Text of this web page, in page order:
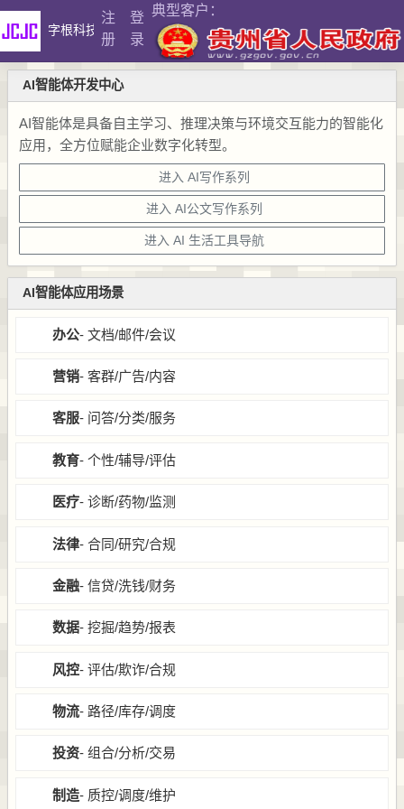
字根科技 提示词管理 Word错别字检测
注
册
登
录
典型客户：
AI智能体开发中心
AI智能体是具备自主学习、推理决策与环境交互能力的智能化
应用，全方位赋能企业数字化转型。
进入 AI写作系列
进入 AI公文写作系列
进入 AI 生活工具导航
AI智能体应用场景
办公- 文档/邮件/会议
营销- 客群/广告/内容
客服- 问答/分类/服务
教育- 个性/辅导/评估
医疗- 诊断/药物/监测
法律- 合同/研究/合规
金融- 信贷/洗钱/财务
数据- 挖掘/趋势/报表
风控- 评估/欺诈/合规
物流- 路径/库存/调度
投资- 组合/分析/交易
制造- 质控/调度/维护